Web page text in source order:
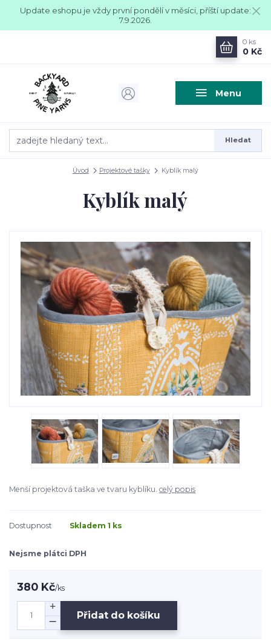
Update eshopu je vždy první pondělí v měsíci, příští update:
7.9.2026.
Menu
Hledat
0 ks
0 Kč
Úvod Projektové tašky Kyblík malý
Kyblík malý
Menší projektová taška ve tvaru kyblíku. celý popis
Dostupnost Skladem 1 ks
Nejsme plátci DPH
380 Kč/ks
Přidat do košíku